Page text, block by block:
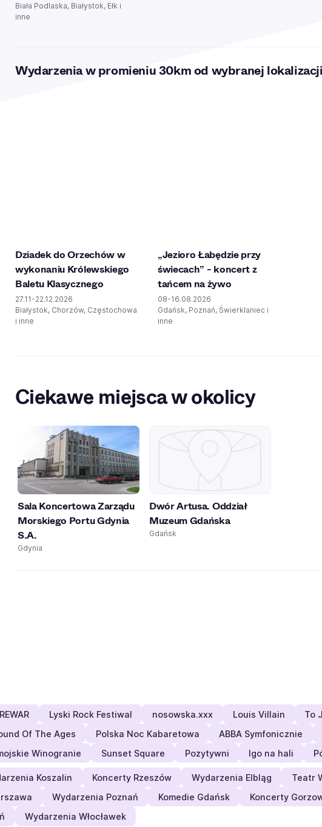
Biała Podlaska, Białystok, Ełk i
inne
Wydarzenia w promieniu 30km od wybranej lokalizacji
Dziadek do Orzechów w
wykonaniu Królewskiego
Baletu Klasycznego
27.11-22.12.2026
Białystok, Chorzów, Częstochowa
i inne
„Jezioro Łabędzie przy
świecach” - koncert z
tańcem na żywo
08-16.08.2026
Gdańsk, Poznań, Świerklaniec i
inne
Ciekawe miejsca w okolicy
Sala Koncertowa Zarządu
Morskiego Portu Gdynia
S.A.
Gdynia
Dwór Artusa. Oddział
Muzeum Gdańska
Gdańsk
Lyski Rock Festiwal nosowska.xxx Louis Villain To
Of The Ages Polska Noc Kabaretowa ABBA Symfonicznie
Winogranie Sunset Square Pozytywni Igo na hali
Koszalin Koncerty Rzeszów Wydarzenia Elbląg Teatr
Wydarzenia Poznań Komedie Gdańsk Koncerty
Wydarzenia Włocławek